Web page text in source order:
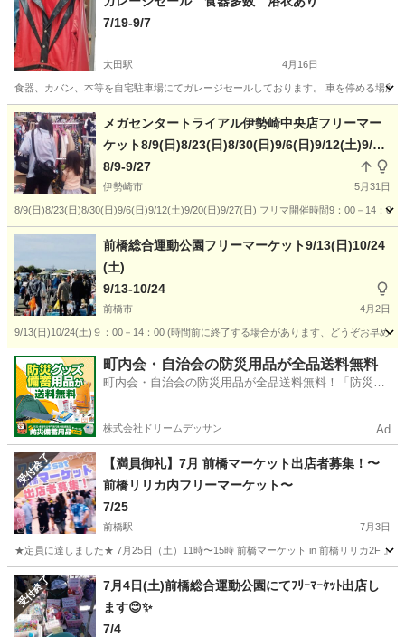
7/19-9/7
太田駅 4月16日
食器、カバン、本等を自宅駐車場にてガレージセールしております。 車を停める場
群馬 太田市 太田駅 フリーマーケット ガレージ
メガセンタートライアル伊勢崎中央店フリーマー
ケット8/9(日)8/23(日)8/30(日)9/6(日)9/12(土)9/20
(日)9/27(日)
8/9-9/27
伊勢崎市 5月31日
8/9(日)8/23(日)8/30(日)9/6(日)9/12(土)9/20(日)9/27(日) フリマ開催時間9：00－14：
群馬 伊勢崎市 フリーマーケット 入場無料
前橋総合運動公園フリーマーケット9/13(日)10/24
(土)
9/13-10/24
前橋市 4月2日
9/13(日)10/24(土)９：00－14：00 (時間前に終了する場合があります、どうぞお早め
群馬 前橋市 フリーマーケット 入場無料
町内会・自治会の防災用品が全品送料無料
町内会・自治会の防災用品が全品送料無料！「防災備
株式会社ドリームデッサン Ad
受付終了
【満員御礼】7月 前橋マーケット出店者募集！〜
前橋リリカ内フリーマーケット〜
7/25
前橋駅 7月3日
★定員に達しました★ 7月25日（土）11時〜15時 前橋マーケット in 前橋リリカ2F 』
群馬 前橋市 前橋駅 フリーマーケット
受付終了
7月4日(土)前橋総合運動公園にてﾌﾘｰﾏｰｹｯﾄ出店し
ます😊✨
7/4